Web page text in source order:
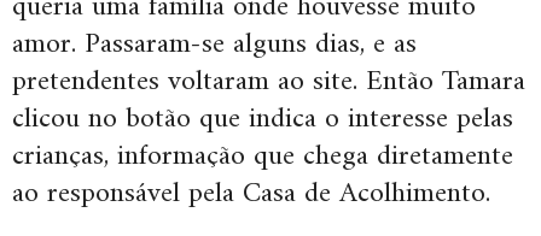
amor. Passaram-se alguns dias, e as
pretendentes voltaram ao site. Então Tamara
clicou no botão que indica o interesse pelas
crianças, informação que chega diretamente
ao responsável pela Casa de Acolhimento.